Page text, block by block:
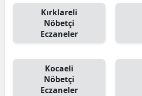
Kırklareli
Nöbetçi
Eczaneler
Kocaeli
Nöbetçi
Eczaneler